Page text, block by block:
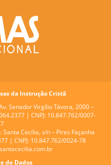
da Instrução Cristã
Senador Virgílio Távora, 2000 –
| CNPJ: 10.847.762/0007-
Santa Cecília, s/n – Pires Façanha
| CNPJ: 10.847.762/0024-78
de Dados